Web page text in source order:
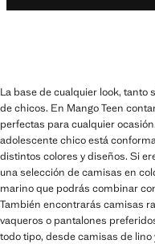
La base de cualquier look, tanto
de chicos. En Mango Teen
perfectas para cualquier
adolescente chico está
distintos colores y diseños. Si
una selección de camisas en
marino que podrás combinar
También encontrarás camisas
vaqueros o pantalones
todo tipo, desde camisas de